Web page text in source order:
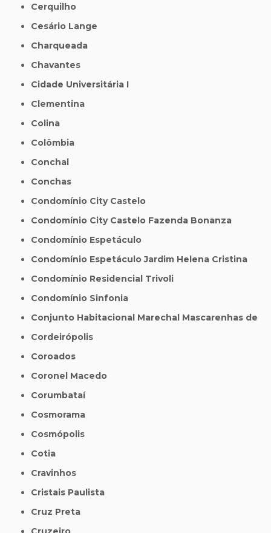
Cerquilho
Cesário Lange
Charqueada
Chavantes
Cidade Universitária I
Clementina
Colina
Colômbia
Conchal
Conchas
Condomínio City Castelo
Condomínio City Castelo Fazenda Bonanza
Condomínio Espetáculo
Condomínio Espetáculo Jardim Helena Cristina
Condomínio Residencial Trivoli
Condomínio Sinfonia
Conjunto Habitacional Marechal Mascarenhas de
Cordeirópolis
Coroados
Coronel Macedo
Corumbataí
Cosmorama
Cosmópolis
Cotia
Cravinhos
Cristais Paulista
Cruz Preta